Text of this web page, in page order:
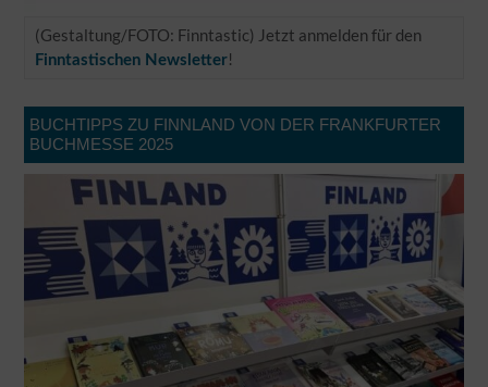
(Gestaltung/FOTO: Finntastic) Jetzt anmelden für den
Finntastischen Newsletter!
BUCHTIPPS ZU FINNLAND VON DER FRANKFURTER
BUCHMESSE 2025